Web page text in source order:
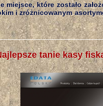
miejsce, które zostało
i zróżnicowanym
tanie kasy